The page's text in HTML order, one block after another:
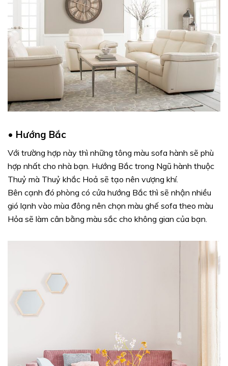
• Hướng Bắc
Với trường hợp này thì những tông màu sofa hành sẽ phù
hợp nhất cho nhà bạn. Hướng Bắc trong Ngũ hành thuộc
Thuỷ mà Thuỷ khắc Hoả sẽ tạo nên vượng khí.
Bên cạnh đó phòng có cửa hướng Bắc thì sẽ nhận nhiều
gió lạnh vào mùa đông nên chọn màu ghế sofa theo màu
Hỏa sẽ làm cân bằng màu sắc cho không gian của bạn.